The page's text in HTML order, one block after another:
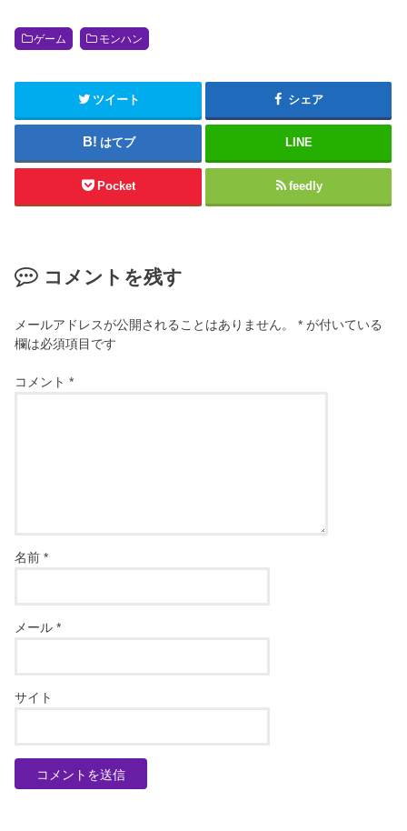
ゲーム モンハン
ツイート シェア
はてブ LINE
Pocket feedly
コメントを残す
メールアドレスが公開されることはありません。 * が付いている
欄は必須項目です
コメント*
名前*
メール*
サイト